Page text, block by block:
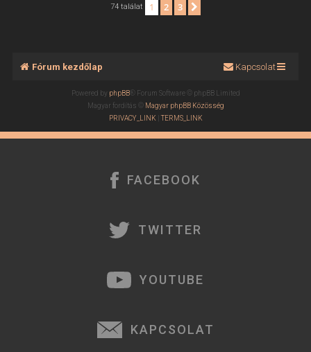
74 találat 1 2 3
Fórum kezdőlap Kapcsolat
Powered by phpBB® Forum Software © phpBB Limited
Magyar fordítás ©
Magyar phpBB Közösség
PRIVACY_LINK| TERMS_LINK
FACEBOOK
TWITTER
YOUTUBE
KAPCSOLAT